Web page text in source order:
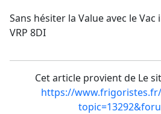
Sans hésiter la Value avec le
VRP 8DI
Cet article provient de Le
https://